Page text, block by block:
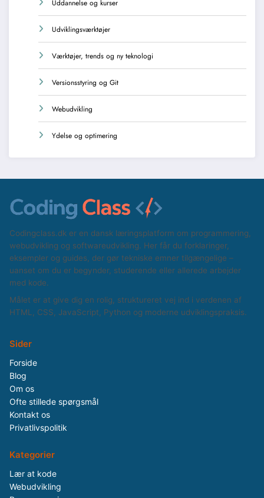
Uddannelse og kurser
Udviklingsværktøjer
Værktøjer, trends og ny teknologi
Versionsstyring og Git
Webudvikling
Ydelse og optimering
Codingclass.dk er en dansk læringsplatform om programmering,
webudvikling og softwareudvikling. Her får du forklaringer,
eksempler og guides, der gør tekniske emner tilgængelige –
uanset om du er begynder, studerende eller allerede arbejder
med kode.
Målet er at give dig en rolig, struktureret vej ind i verdenen af
HTML, CSS, JavaScript, Python og moderne udviklingspraksis.
Sider
Forside
Blog
Om os
Ofte stillede spørgsmål
Kontakt os
Privatlivspolitik
Kategorier
Lær at kode
Webudvikling